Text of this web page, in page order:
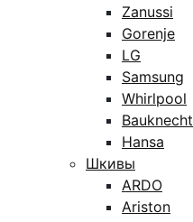
Zanussi
Gorenje
LG
Samsung
Whirlpool
Bauknecht
Hansa
Шкивы
ARDO
Ariston